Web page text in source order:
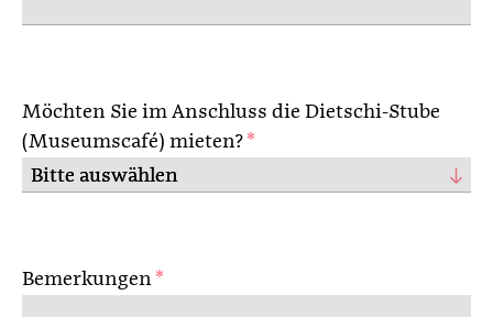
Möchten Sie im Anschluss die Dietschi-Stube
(Museumscafé) mieten? *
Bemerkungen *